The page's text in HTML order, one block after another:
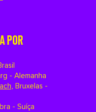
POR
- Alemanha
, Bruxelas -
- Suíça